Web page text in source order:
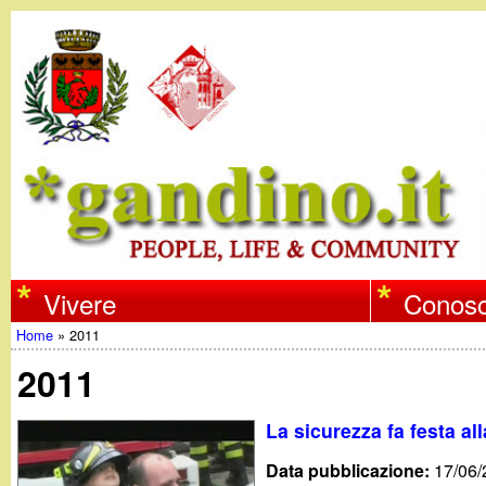
w
w
w
.
Vivere
Tu
sei
qui
Home »2011
2011
La sicurezza fa festa
Data pubblicazione: 17/06/